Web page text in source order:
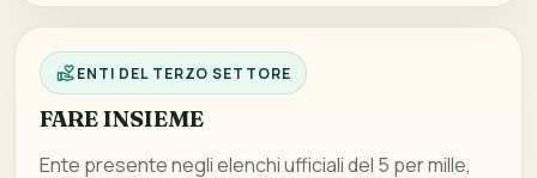
ENTI DEL TERZO SETTORE
FARE INSIEME
Ente presente negli elenchi ufficiali del 5 per mille,